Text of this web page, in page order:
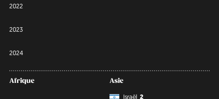
2022
2023
2024
Afrique
Asie
Israël 2